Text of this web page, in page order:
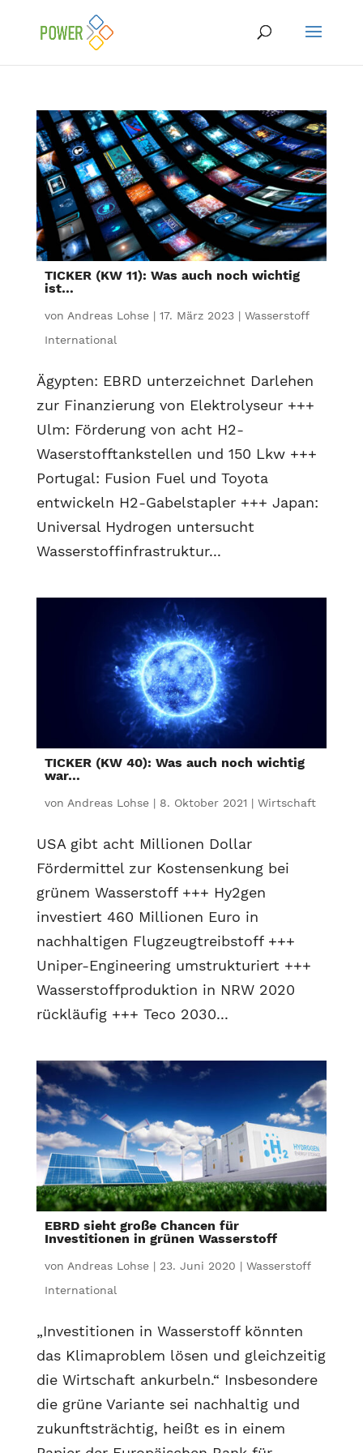
TICKER (KW 11): Was auch noch wichtig
ist…
von Andreas Lohse| 17. März 2023| Wasserstoff
International
Ägypten: EBRD unterzeichnet Darlehen
zur Finanzierung von Elektrolyseur +++
Ulm: Förderung von acht H2-
Waserstofftankstellen und 150 Lkw +++
Portugal: Fusion Fuel und Toyota
entwickeln H2-Gabelstapler +++ Japan:
Universal Hydrogen untersucht
Wasserstoffinfrastruktur...
TICKER (KW 40): Was auch noch wichtig
war…
von Andreas Lohse| 8. Oktober 2021 | Wirtschaft
USA gibt acht Millionen Dollar
Fördermittel zur Kostensenkung bei
grünem Wasserstoff +++ Hy2gen
investiert 460 Millionen Euro in
nachhaltigen Flugzeugtreibstoff +++
Uniper-Engineering umstrukturiert +++
Wasserstoffproduktion in NRW 2020
rückläufig +++ Teco 2030...
EBRD sieht große Chancen für
Investitionen in grünen Wasserstoff
von Andreas Lohse| 23. Juni 2020 | Wasserstoff
International
„Investitionen in Wasserstoff könnten
das Klimaproblem lösen und gleichzeitig
die Wirtschaft ankurbeln.“ Insbesondere
die grüne Variante sei nachhaltig und
zukunftsträchtig, heißt es in einem